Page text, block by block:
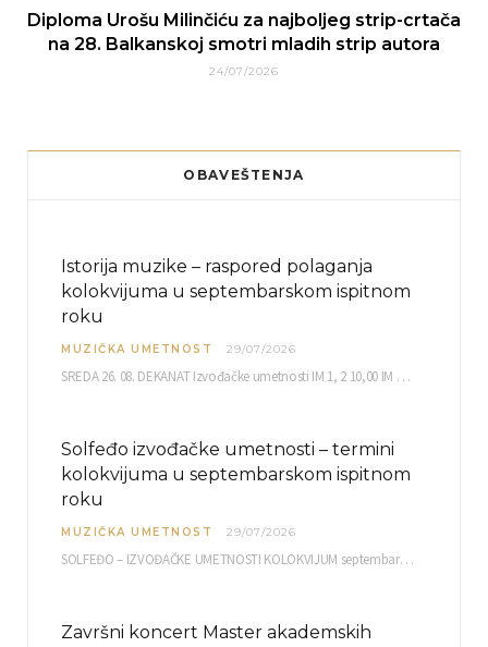
Diploma Urošu Milinčiću za najboljeg strip-crtača
na 28. Balkanskoj smotri mladih strip autora
24/07/2026
OBAVEŠTENJA
Istorija muzike – raspored polaganja
kolokvijuma u septembarskom ispitnom
roku
MUZIČKA UMETNOST 29/07/2026
SREDA 26. 08. DEKANAT Izvođačke umetnosti IM 1, 2 10,00 IM 3, 4 10,30 IM…
Solfeđo izvođačke umetnosti – termini
kolokvijuma u septembarskom ispitnom
roku
MUZIČKA UMETNOST 29/07/2026
SOLFEĐO – IZVOĐAČKE UMETNOSTI KOLOKVIJUM septembarski ispitni rok četvrtak, 03.09.2026. uč. br. 12 PISMENI…
Završni koncert Master akademskih